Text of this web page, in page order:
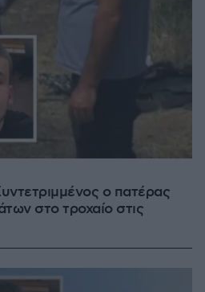
ο πατέρας
στο τροχαίο στις